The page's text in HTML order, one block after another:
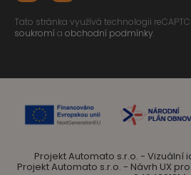
Tato stránka využívá technologii
soukromía obchodní podmínky.
Projekt Automato s.r.o. - Vizuální
Projekt Automato s.r.o. - Návrh UX